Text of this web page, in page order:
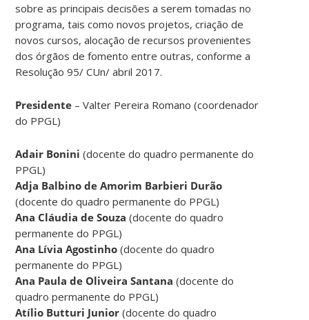
sobre as principais decisões a serem tomadas no
programa, tais como novos projetos, criação de
novos cursos, alocação de recursos provenientes
dos órgãos de fomento entre outras, conforme a
Resolução 95/ CUn/ abril 2017.
Presidente – Valter Pereira Romano (coordenador
do PPGL)
Adair Bonini (docente do quadro permanente do
PPGL)
Adja Balbino de Amorim Barbieri Durão
(docente do quadro permanente do PPGL)
Ana Cláudia de Souza (docente do quadro
permanente do PPGL)
Ana Lívia Agostinho (docente do quadro
permanente do PPGL)
Ana Paula de Oliveira Santana (docente do
quadro permanente do PPGL)
Atílio Butturi Junior (docente do quadro